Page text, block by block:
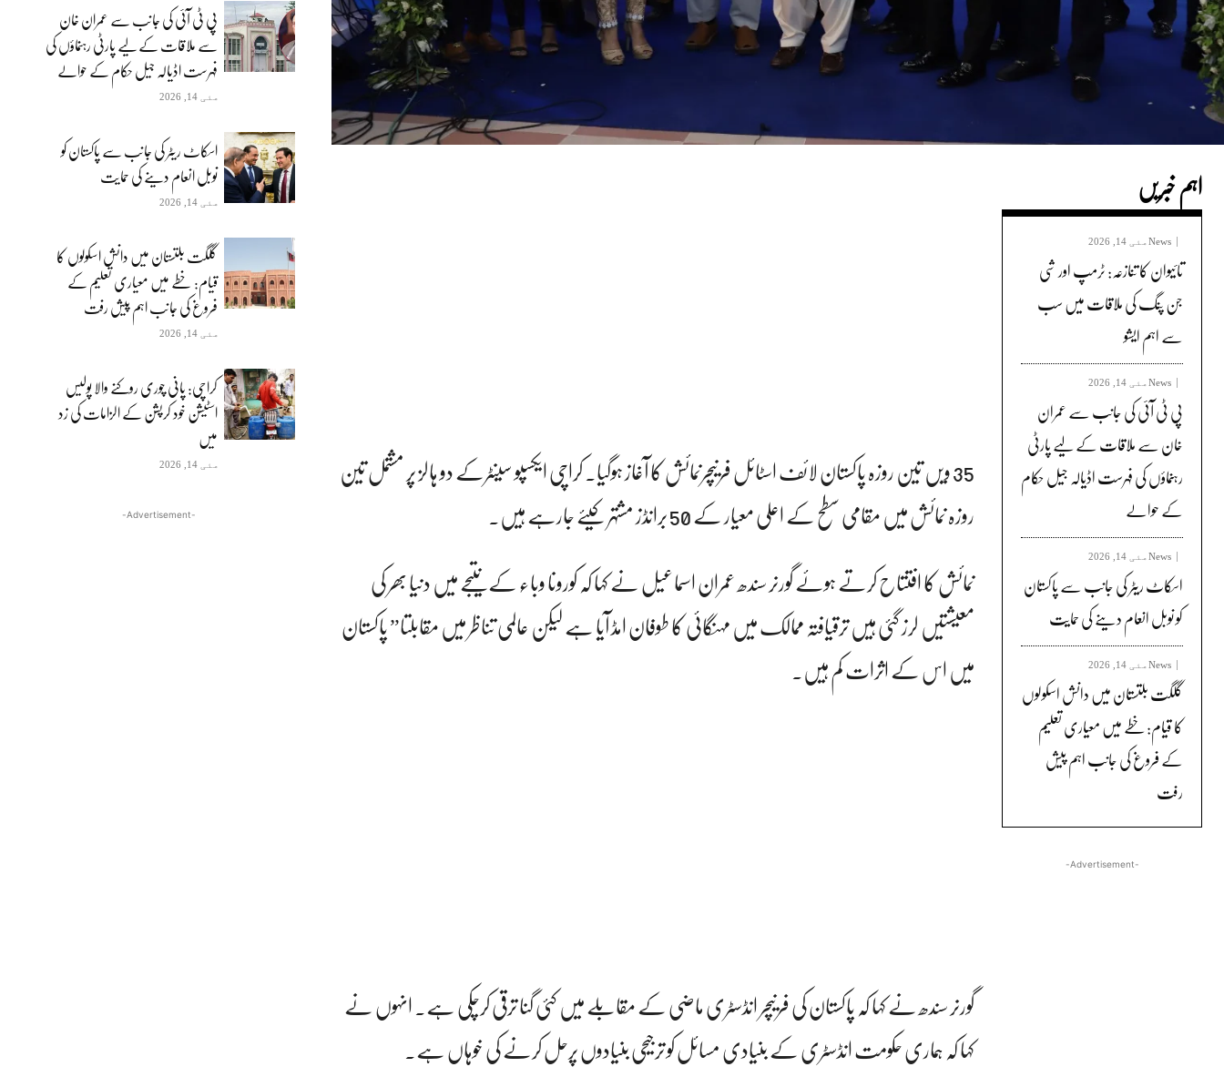
پی ٹی آئی کی جانب سے عمران خان
سے ملاقات کے لیے پارٹی رہنماؤں کی
فہرست اڈیالہ جیل حکام کے حوالے
مئی 14, 2026
اسکاٹ ریٹر کی جانب سے پاکستان کو
نوبل انعام دینے کی حمایت
مئی 14, 2026
گلگت بلتستان میں دانش اسکولوں کا
قیام: خطے میں معیاری تعلیم کے
فروغ کی جانب اہم پیش رفت
مئی 14, 2026
کراچی: پانی چوری روکنے والا پولیس
اسٹیشن خود کرپشن کے الزامات کی زد
میں
مئی 14, 2026
-Advertisement-
35 ویں تین روزہ پاکستان لائف اسٹائل فرنیچرنمائش کا آغاز ہوگیا۔ کراچی ایکسپو سینٹرکے دو ہالز پر مشتمل تین
روزہ نمائش میں مقامی سطح کے اعلی معیار کے 50 برانڈز مشتہر کیئے جارہے ہیں۔
نمائش کا افتتاح کرتے ہوئے گورنر سندھ عمران اسماعیل نے کہا کہ کورونا وباء کے نتیجے میں دنیا بھر کی
معیشتیں لرز گئی ہیں ترقیافتہ ممالک میں مہنگائی کا طوفان امڈ آیا ہے لیکن عالمی تناظر میں مقابلتا” پاکستان
میں اس کے اثرات کم ہیں۔
گورنر سندھ نے کہا کہ پاکستان کی فرنیچر انڈسٹری ماضی کے مقابلے میں کئی گنا ترقی کرچکی ہے۔ انہوں نے
کہا کہ ہماری حکومت انڈسٹری کے بنیادی مسائل کو ترجیحی بنیادوں پرحل کرنے کی خوہاں ہے۔
اہم خبریں
News مئی 14, 2026
تائیوان کا تنازعہ: ٹرمپ اور شی
جن پنگ کی ملاقات میں سب
سے اہم ایشو
News مئی 14, 2026
پی ٹی آئی کی جانب سے عمران
خان سے ملاقات کے لیے پارٹی
رہنماؤں کی فہرست اڈیالہ جیل حکام
کے حوالے
News مئی 14, 2026
اسکاٹ ریٹر کی جانب سے پاکستان
کو نوبل انعام دینے کی حمایت
News مئی 14, 2026
گلگت بلتستان میں دانش اسکولوں
کا قیام: خطے میں معیاری تعلیم
کے فروغ کی جانب اہم پیش
رفت
-Advertisement-